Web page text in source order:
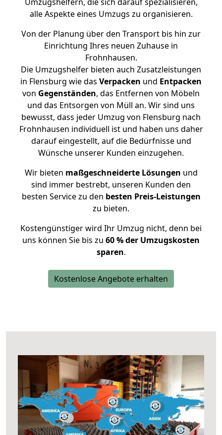
alle Aspekte eines Umzugs zu organisieren.
Von der Planung über den Transport bis hin zur
Einrichtung Ihres neuen Zuhause in
Frohnhausen.
Die Umzugshelfer bieten auch Zusatzleistungen
in Flensburg wie das Verpacken und Entpacken
von Gegenständen, das Entfernen von Möbeln
und das Entsorgen von Müll an. Wir sind uns
bewusst, dass jeder Umzug von Flensburg nach
Frohnhausen individuell ist und haben uns daher
darauf eingestellt, auf die Bedürfnisse und
Wünsche unserer Kunden einzugehen.
Wir bieten maßgeschneiderte Lösungen und
sind immer bestrebt, unseren Kunden den
besten Service zu den besten Preis-Leistungen
zu bieten.
Kostengünstiger wird Ihr Umzug nicht, denn bei
uns können Sie bis zu 60 % der Umzugskosten
sparen.
Kostenlose Angebote erhalten